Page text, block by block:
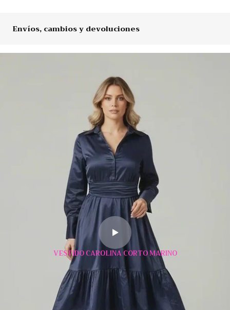
Envíos, cambios y devoluciones
VESTIDO CAROLINA CORTO MARINO